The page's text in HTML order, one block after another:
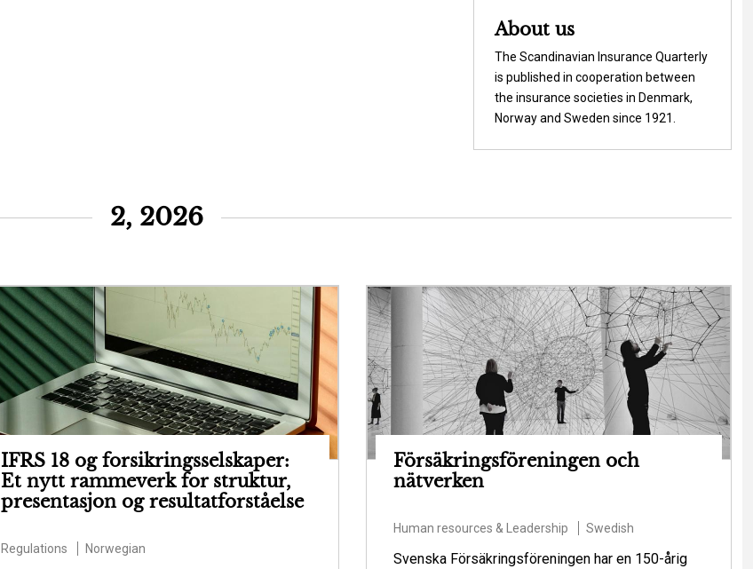
About us
The Scandinavian Insurance Quarterly
is published in cooperation between
the insurance societies in Denmark,
Norway and Sweden since 1921.
2, 2026
IFRS 18 og forsikringsselskaper:
Et nytt rammeverk for struktur,
presentasjon og resultatforståelse
Regulations Norwegian
Försäkringsföreningen och
nätverken
Human resources & Leadership Swedish
Svenska Försäkringsföreningen har en 150-årig